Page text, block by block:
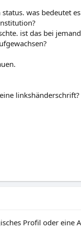
was bedeutet
ist das bei
Profil oder eine